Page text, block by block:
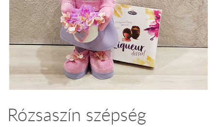
Rózsaszín szépség